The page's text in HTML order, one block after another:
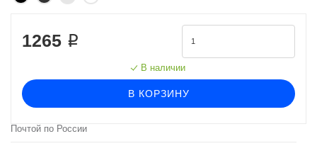
1265 ₽
В наличии
В КОРЗИНУ
Почтой по России